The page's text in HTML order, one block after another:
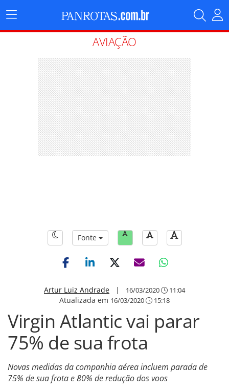
Menu
Principal
AVIAÇÃO
Fonte
Artur Luiz Andrade | 16/03/2020 11:04
Atualizada em 16/03/2020 15:18
Virgin Atlantic vai parar
75% de sua frota
Novas medidas da companhia aérea incluem parada de
75% de sua frota e 80% de redução dos voos